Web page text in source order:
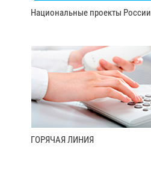
Национальные проекты России
ГОРЯЧАЯ ЛИНИЯ